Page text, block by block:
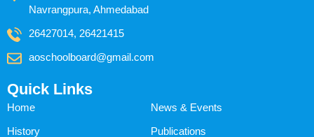
Navrangpura, Ahmedabad
26427014, 26421415
aoschoolboard@gmail.com
Quick Links
Home
History
News & Events
Publications